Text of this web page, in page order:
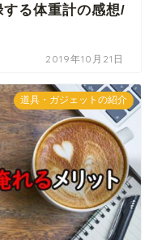
る体重計の感想/
2019年10月21日
道具・ガジェットの紹介